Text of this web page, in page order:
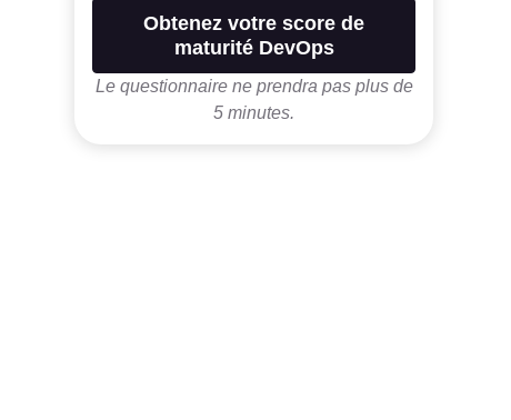
Obtenez votre score de
maturité DevOps
Le questionnaire ne prendra pas plus de
5 minutes.